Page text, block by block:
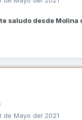
saludo desde Molina
de Mayo del 2021